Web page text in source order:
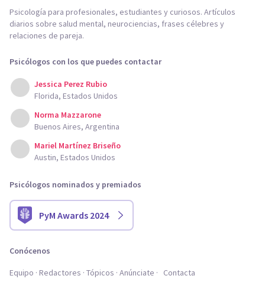
Psicología para profesionales, estudiantes y curiosos. Artículos
diarios sobre salud mental, neurociencias, frases célebres y
relaciones de pareja.
Psicólogos con los que puedes contactar
Jessica Perez Rubio
Florida, Estados Unidos
Norma Mazzarone
Buenos Aires, Argentina
Mariel Martínez Briseño
Austin, Estados Unidos
Psicólogos nominados y premiados
PyM Awards 2024
Conócenos
Equipo Redactores Tópicos Anúnciate Contacta